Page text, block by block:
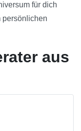
für dich
persönlichen
aus